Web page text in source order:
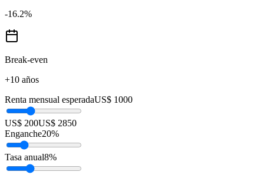
-16.2%
Break-even
+10 años
Renta mensual esperadaUS$ 1000
US$ 200US$ 2850
Enganche20%
Tasa anual8%